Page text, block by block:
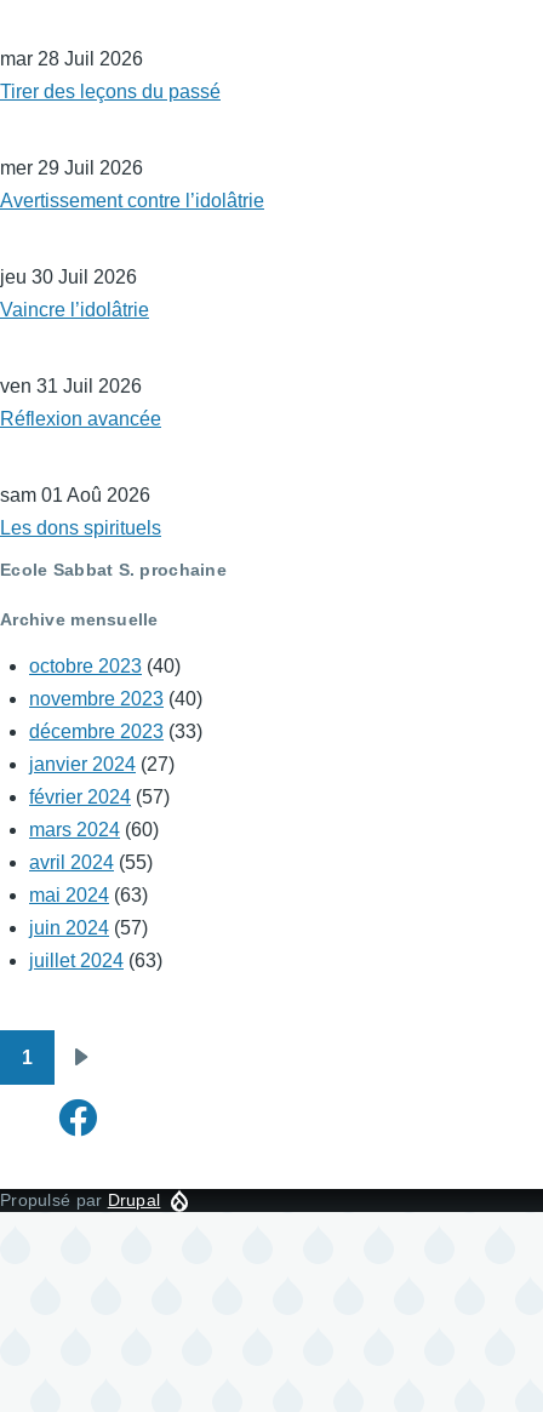
mar 28 Juil 2026
Tirer des leçons du passé
mer 29 Juil 2026
Avertissement contre l’idolâtrie
jeu 30 Juil 2026
Vaincre l’idolâtrie
ven 31 Juil 2026
Réflexion avancée
sam 01 Aoû 2026
Les dons spirituels
Ecole Sabbat S. prochaine
Archive mensuelle
octobre 2023 (40)
novembre 2023 (40)
décembre 2023 (33)
janvier 2024 (27)
février 2024 (57)
mars 2024 (60)
avril 2024 (55)
mai 2024 (63)
juin 2024 (57)
juillet 2024 (63)
Pagination
1
suivante
Propulsé par Drupal